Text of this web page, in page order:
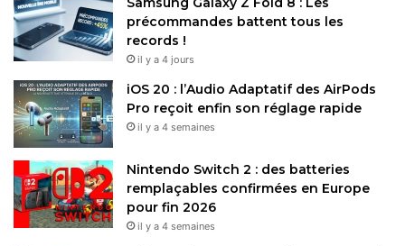
précommandes battent tous les
records !
il y a 4 jours
iOS 20 : l’Audio Adaptatif des AirPods
Pro reçoit enfin son réglage rapide
il y a 4 semaines
Nintendo Switch 2 : des batteries
remplaçables confirmées en Europe
pour fin 2026
il y a 4 semaines